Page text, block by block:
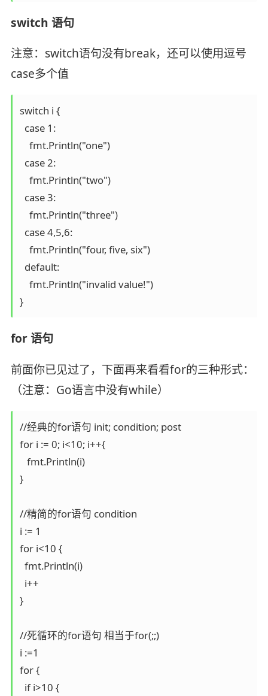
switch 语句
注意：switch语句没有break，还可以使用逗号
case多个值
switch i {
  case 1:
    fmt.Println("one")
  case 2:
    fmt.Println("two")
  case 3:
    fmt.Println("three")
  case 4,5,6:
    fmt.Println("four, five, six")
  default:
    fmt.Println("invalid value!")
}
for 语句
前面你已见过了，下面再来看看for的三种形式：
（注意：Go语言中没有while）
//经典的for语句 init; condition; post
for i := 0; i<10; i++{
   fmt.Println(i)
}
//精简的for语句 condition
i := 1
for i<10 {
  fmt.Println(i)
  i++
}
//死循环的for语句 相当于for(;;)
i :=1
for {
  if i>10 {